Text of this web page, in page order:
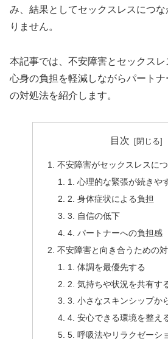
み、結果としてセックスレスにつ
りません。
本記事では、不安障害とセックスレ
心身の負担を軽減しながらパート
の対処法を紹介します。
目次
不安障害がセックスレスに
1. 心理的な緊張が続きや
2. 身体症状による負担
3. 自信の低下
4. パートナーへの負担感
不安障害と向き合うための
1. 体調を最優先する
2. 気持ちや状況を共有す
3. 小さなスキンシップか
4. 安心できる環境を整え
5. 呼吸法やリラクゼーシ